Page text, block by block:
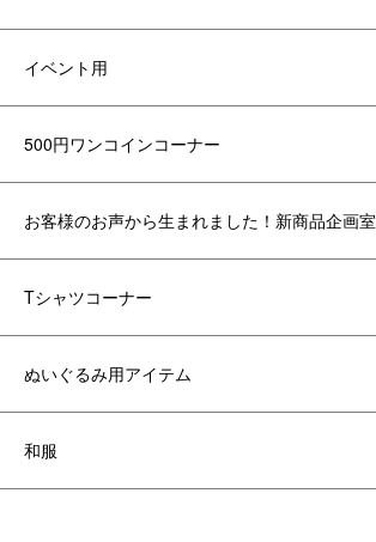
イベント用
500円ワンコインコーナー
お客様のお声から生まれました！新商品企画室
Tシャツコーナー
ぬいぐるみ用アイテム
和服